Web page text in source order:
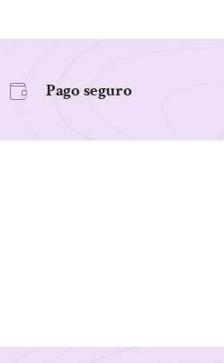
Pago seguro